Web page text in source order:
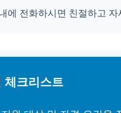
에 전화하시면 친절하고
체크리스트